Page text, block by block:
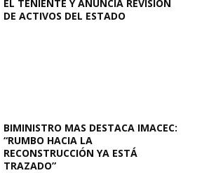
EL TENIENTE Y ANUNCIA REVISIÓN
DE ACTIVOS DEL ESTADO
BIMINISTRO MAS DESTACA IMACEC:
“RUMBO HACIA LA
RECONSTRUCCIÓN YA ESTÁ
TRAZADO”